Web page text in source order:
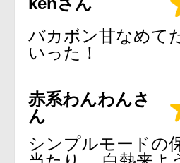
バカボン甘なめて
いった！
赤系わんわんさ
ん
シンプルモードの